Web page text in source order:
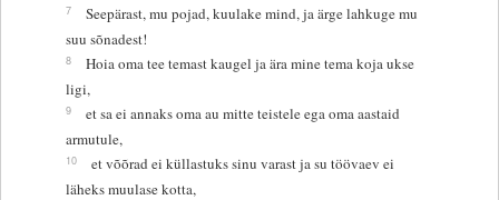
7
Seepärast, mu pojad, kuulake mind, ja ärge lahkuge mu
suu sõnadest!
8
Hoia oma tee temast kaugel ja ära mine tema koja ukse
ligi,
9
et sa ei annaks oma au mitte teistele ega oma aastaid
armutule,
10
et võõrad ei küllastuks sinu varast ja su töövaev ei
läheks muulase kotta,